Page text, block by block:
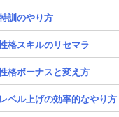
訓のやり方
格スキルのリセマラ
格ボーナスと変え方
レベル上げの効率的なやり方